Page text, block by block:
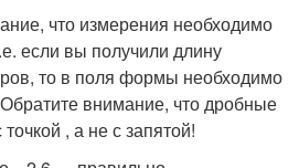
что измерения необходимо
если вы получили длину
то в поля формы необходимо
внимание, что дробные
, а не с запятой!